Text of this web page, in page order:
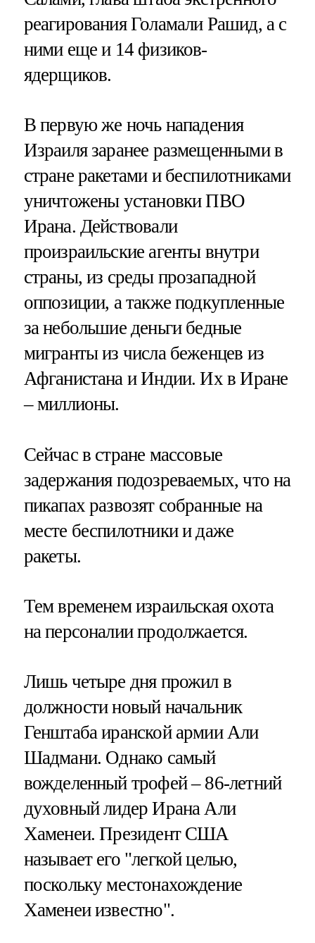
реагирования Голамали Рашид, а с
ними еще и 14 физиков-
ядерщиков.
В первую же ночь нападения
Израиля заранее размещенными в
стране ракетами и беспилотниками
уничтожены установки ПВО
Ирана. Действовали
произраильские агенты внутри
страны, из среды прозападной
оппозиции, а также подкупленные
за небольшие деньги бедные
мигранты из числа беженцев из
Афганистана и Индии. Их в Иране
– миллионы.
Сейчас в стране массовые
задержания подозреваемых, что на
пикапах развозят собранные на
месте беспилотники и даже
ракеты.
Тем временем израильская охота
на персоналии продолжается.
Лишь четыре дня прожил в
должности новый начальник
Генштаба иранской армии Али
Шадмани. Однако самый
вожделенный трофей – 86-летний
духовный лидер Ирана Али
Хаменеи. Президент США
называет его "легкой целью,
поскольку местонахождение
Хаменеи известно".